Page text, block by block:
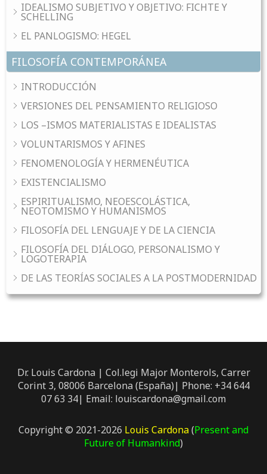
IDEALISMO SUBJETIVO Y OBJETIVO: FICHTE Y
SCHELLING
EL PANLOGISMO: HEGEL
FILOSOFÍA CONTEMPORÁNEA
INTRODUCCIÓN
VERSIONES DEL PENSAMIENTO RELIGIOSO
LOS –ISMOS MATERIALISTAS E IDEALISTAS
VOLUNTARISMOS Y AFINES
FENOMENOLOGÍA Y HERMENÉUTICA
EXISTENCIALISMO
ESPIRITUALISMO, NEOESCOLÁSTICA,
NEOTOMISMO Y HUMANISMOS
FILOSOFÍA DEL LENGUAJE Y DE LA CIENCIA
FILOSOFÍA DEL DIÁLOGO, PERSONALISMO Y
LOGOTERAPIA
DE LAS TEORÍAS SOCIALES A LA POSTMODERNIDAD
Dr. Louis Cardona | Col.legi Major Monterols, Carrer
Corint 3, 08006 Barcelona (España)| Phone: +34 644
07 63 34| Email: louiscardona@gmail.com
Copyright © 2021-2026 Louis Cardona(Present and
Future of Humankind)